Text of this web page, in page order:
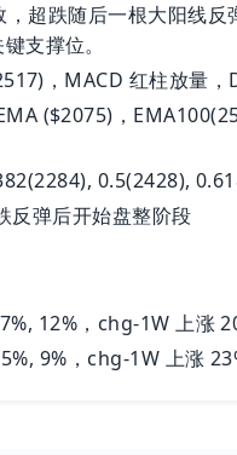
超跌随后一根大阳线
支撑位。
，MACD 红柱放量，
($2075)，
0.5(2428),
反弹后开始盘整阶段
12%，chg-1W 上涨
9%，chg-1W 上涨